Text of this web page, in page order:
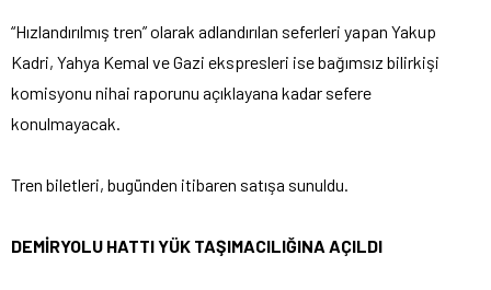
“Hızlandırılmış tren” olarak adlandırılan seferleri yapan Yakup
Kadri, Yahya Kemal ve Gazi ekspresleri ise bağımsız bilirkişi
komisyonu nihai raporunu açıklayana kadar sefere
konulmayacak.
Tren biletleri, bugünden itibaren satışa sunuldu.
DEMİRYOLU HATTI YÜK TAŞIMACILIĞINA AÇILDI